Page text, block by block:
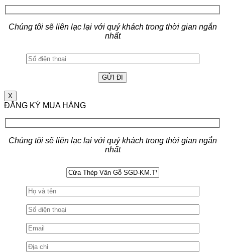
Chúng tôi sẽ liên lạc lại với quý khách trong thời gian ngắn
nhất
X
ĐĂNG KÝ MUA HÀNG
Chúng tôi sẽ liên lạc lại với quý khách trong thời gian ngắn
nhất